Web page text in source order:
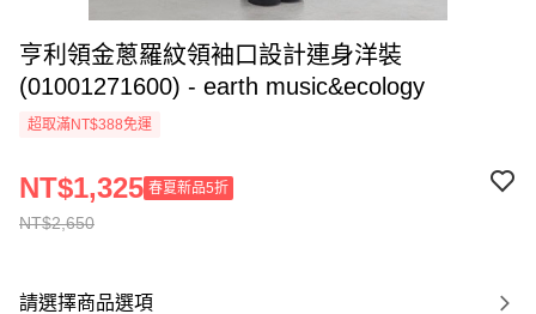
亨利領金蔥羅紋領袖口設計連身洋裝
(01001271600) - earth music&ecology
超取滿NT$388免運
NT$2,650
NT$1,325 春夏新品5折
請選擇商品選項